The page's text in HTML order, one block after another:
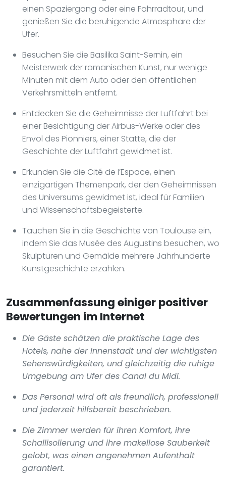
einen Spaziergang oder eine Fahrradtour, und
genießen Sie die beruhigende Atmosphäre der
Ufer.
Besuchen Sie die Basilika Saint-Sernin, ein
Meisterwerk der romanischen Kunst, nur wenige
Minuten mit dem Auto oder den öffentlichen
Verkehrsmitteln entfernt.
Entdecken Sie die Geheimnisse der Luftfahrt bei
einer Besichtigung der Airbus-Werke oder des
Envol des Pionniers, einer Stätte, die der
Geschichte der Luftfahrt gewidmet ist.
Erkunden Sie die Cité de l’Espace, einen
einzigartigen Themenpark, der den Geheimnissen
des Universums gewidmet ist, ideal für Familien
und Wissenschaftsbegeisterte.
Tauchen Sie in die Geschichte von Toulouse ein,
indem Sie das Musée des Augustins besuchen, wo
Skulpturen und Gemälde mehrere Jahrhunderte
Kunstgeschichte erzählen.
Zusammenfassung einiger positiver
Bewertungen im Internet
Die Gäste schätzen die praktische Lage des
Hotels, nahe der Innenstadt und der wichtigsten
Sehenswürdigkeiten, und gleichzeitig die ruhige
Umgebung am Ufer des Canal du Midi.
Das Personal wird oft als freundlich, professionell
und jederzeit hilfsbereit beschrieben.
Die Zimmer werden für ihren Komfort, ihre
Schallisolierung und ihre makellose Sauberkeit
gelobt, was einen angenehmen Aufenthalt
garantiert.